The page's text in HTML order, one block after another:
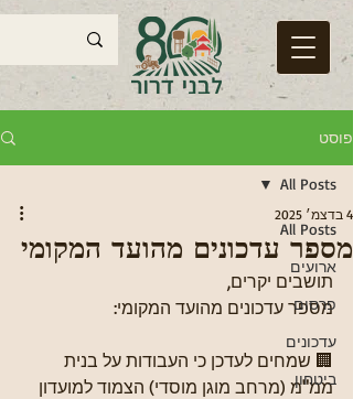
פוסט
All Posts
ארועים
פרסום
עדכונים
ביטחון
All Posts
מספר עדכונים מהועד המקומי
4 בדצמ׳ 2025
תושבים יקרים,
מספר עדכונים מהועד המקומי:
🏢 שמחים לעדכן כי העבודות על בנית
ממ"מ (מרחב מוגן מוסדי) הצמוד למועדון